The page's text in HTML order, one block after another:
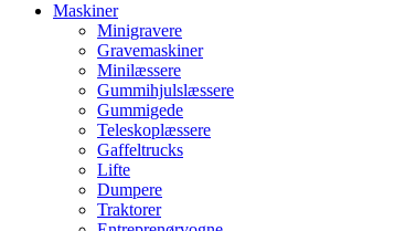
Maskiner
Minigravere
Gravemaskiner
Minilæssere
Gummihjulslæssere
Gummigede
Teleskoplæssere
Gaffeltrucks
Lifte
Dumpere
Traktorer